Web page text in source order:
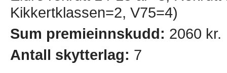
Kikkertklassen=2, V75=4)
Sum premieinnskudd: 2060 kr.
Antall skytterlag: 7